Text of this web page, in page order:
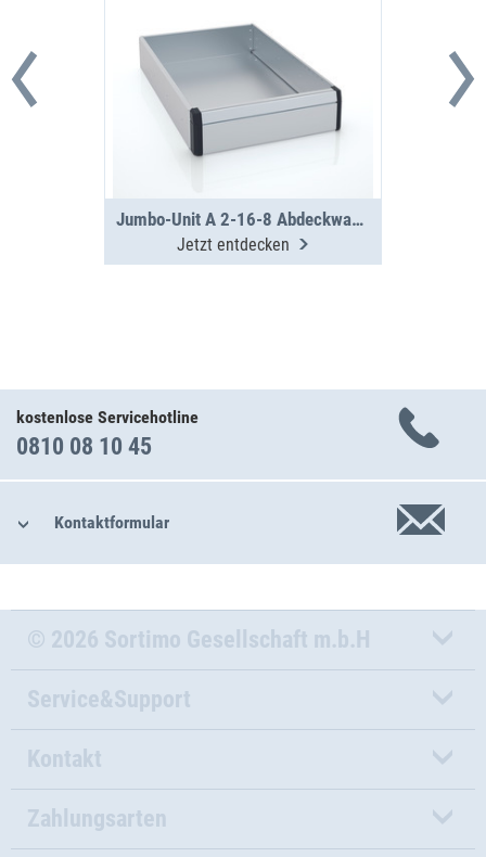
Jumbo-Unit A 2-16-8 Abdeckwanne
Jetzt entdecken
kostenlose Servicehotline
0810 08 10 45
Kontaktformular
© 2026 Sortimo Gesellschaft m.b.H
Service&Support
Kontakt
Zahlungsarten